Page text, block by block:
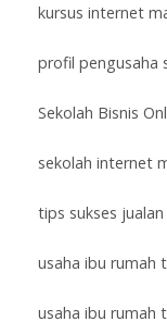
kursus internet
profil pengusaha
Sekolah Bisnis
sekolah internet
tips sukses
usaha ibu rumah
usaha ibu rumah